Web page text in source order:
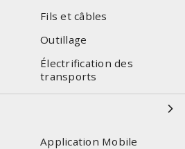
Fils et câbles
Outillage
Électrification des
transports
Application Mobile